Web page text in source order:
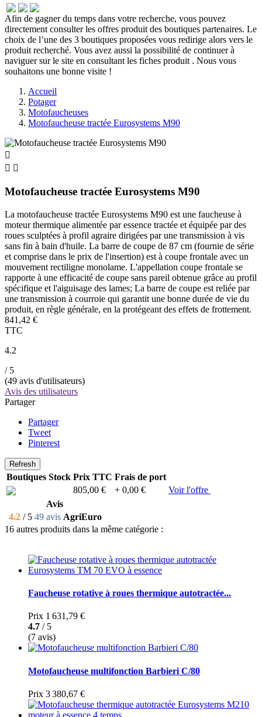
Afin de gagner du temps dans votre recherche, vous pouvez
directement consulter les offres produit des boutiques partenaires. Le
choix de l’une des 3 boutiques proposées vous redirige alors vers le
produit recherché. Vous avez aussi la possibilité de continuer à
naviguer sur le site en consultant les fiches produit . Nous vous
souhaitons une bonne visite !
Accueil
Potager
Motofaucheuses
Motofaucheuse tractée Eurosystems M90

 
Motofaucheuse tractée Eurosystems M90
La motofaucheuse tractée Eurosystems M90 est une faucheuse à
moteur thermique alimentée par essence tractée et équipée par des
roues sculptées à profil agraire dirigées par une transmission à vis
sans fin à bain d'huile. La barre de coupe de 87 cm (fournie de série
et comprise dans le prix de l'insertion) est à coupe frontale avec un
mouvement rectiligne monolame. L'appellation coupe frontale se
rapporte à une efficacité de coupe sans pareil obtenue grâce au profil
spécifique et l'aiguisage des lames; La barre de coupe est reliée par
une transmission à courroie qui garantit une bonne durée de vie du
produit, en règle générale, en la protégeant des effets de frottement.
841,42 €
TTC
4.2
/ 5
(49 avis d'utilisateurs)
Avis des utilisateurs
Partager
Partager
Tweet
Pinterest
Boutiques Stock Prix TTC Frais de port
805,00 €
+ 0,00 €
Voir l'offre
Avis
4.2 / 5 49 avis AgriEuro
16 autres produits dans la même catégorie :
Faucheuse rotative à roues thermique autotractée...
Prix 1 631,79 €
4.7 / 5
(7 avis)
Motofaucheuse multifonction Barbieri C/80
Prix 3 380,67 €